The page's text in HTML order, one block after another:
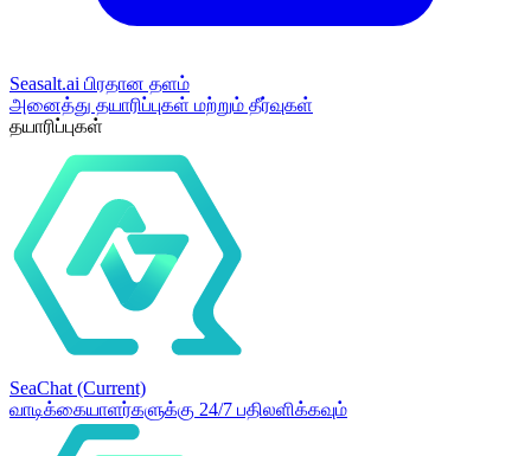
Seasalt.ai பிரதான தளம்
அனைத்து தயாரிப்புகள் மற்றும் தீர்வுகள்
தயாரிப்புகள்
SeaChat (Current)
வாடிக்கையாளர்களுக்கு 24/7 பதிலளிக்கவும்